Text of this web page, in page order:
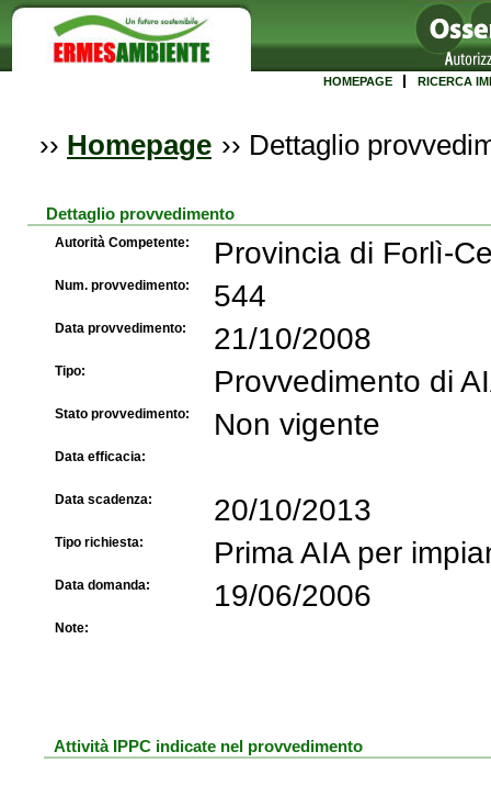
HOMEPAGE RICERCA
›› Homepage ›› Dettaglio
Dettaglio provvedimento
Autorità Competente: Provincia di Forlì-
Num. provvedimento: 544
Data provvedimento: 21/10/2008
Tipo: Provvedimento di
Stato provvedimento: Non vigente
Data efficacia:
Data scadenza: 20/10/2013
Tipo richiesta: Prima AIA per
Data domanda: 19/06/2006
Note:
Attività IPPC indicate nel provvedimento